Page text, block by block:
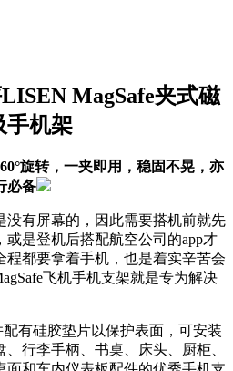
MagSafe夹式磁
手机架
旋转，一夹即用，稳固不晃，亦
必备
没有屏幕的，因此需要搭机前就先
是登机后搭配航空公司的app才
程都要拿着手机，也是着实辛苦会
飞机手机支架就是专为解决
有硅胶垫片以保护表面，可安装
行李手柄、书桌、床头、厨柜、